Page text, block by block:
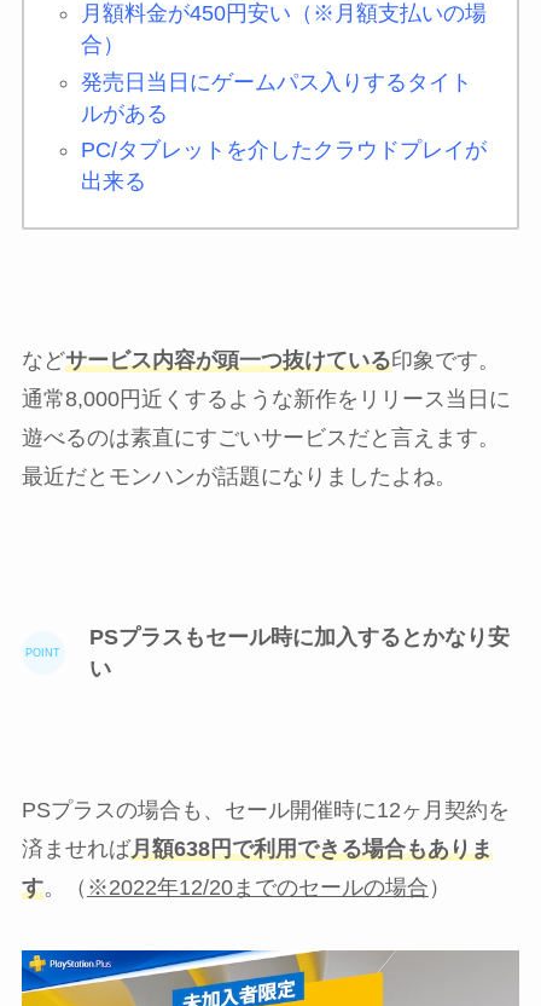
月額料金が450円安い（※月額支払いの場
合）
発売日当日にゲームパス入りするタイト
ルがある
PC/タブレットを介したクラウドプレイが
出来る
などサービス内容が頭一つ抜けている印象です。
通常8,000円近くするような新作をリリース当日に
遊べるのは素直にすごいサービスだと言えます。
最近だとモンハンが話題になりましたよね。
PSプラスもセール時に加入するとかなり安
い
PSプラスの場合も、セール開催時に12ヶ月契約を
済ませれば月額638円で利用できる場合もありま
す。（ ※2022年12/20までのセールの場合 ）